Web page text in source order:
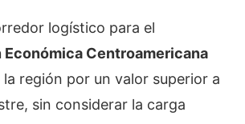
logístico para el
Centroamericana
región por un valor superior a
sin considerar la carga